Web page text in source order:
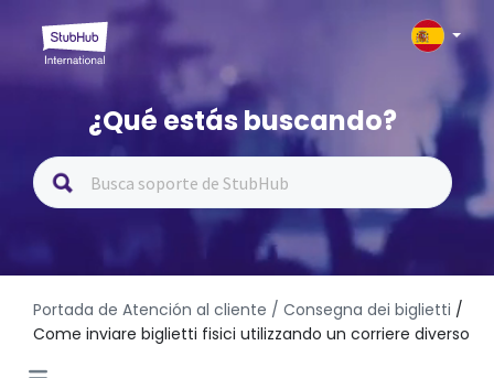
¿Qué estás buscando?
Portada de Atención al cliente / Consegna dei biglietti /
Come inviare biglietti fisici utilizzando un corriere diverso